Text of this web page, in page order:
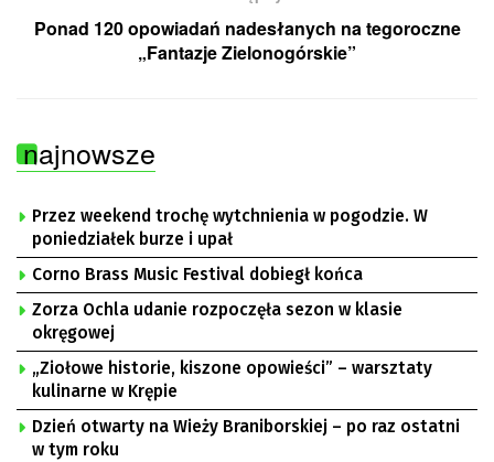
Ponad 120 opowiadań nadesłanych na tegoroczne
„Fantazje Zielonogórskie”
najnowsze
Przez weekend trochę wytchnienia w pogodzie. W
poniedziałek burze i upał
Corno Brass Music Festival dobiegł końca
Zorza Ochla udanie rozpoczęła sezon w klasie
okręgowej
„Ziołowe historie, kiszone opowieści” – warsztaty
kulinarne w Krępie
Dzień otwarty na Wieży Braniborskiej – po raz ostatni
w tym roku